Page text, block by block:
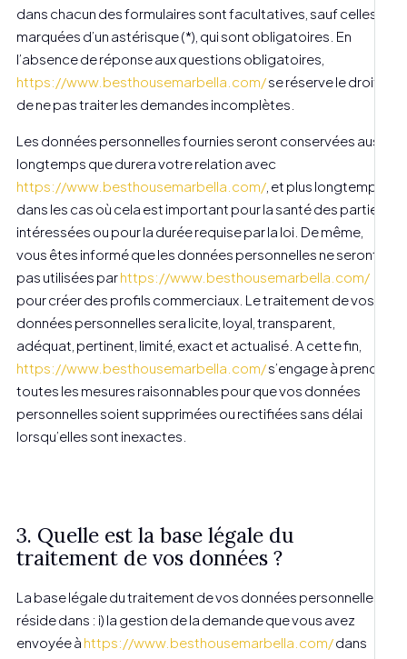
dans chacun des formulaires sont facultatives, sauf celles
marquées d’un astérisque (*), qui sont obligatoires. En
l’absence de réponse aux questions obligatoires,
https://www.besthousemarbella.com/se réserve le droit
de ne pas traiter les demandes incomplètes.
Les données personnelles fournies seront conservées aussi
longtemps que durera votre relation avec
https://www.besthousemarbella.com/ , et plus longtemps
dans les cas où cela est important pour la santé des parties
intéressées ou pour la durée requise par la loi. De même,
vous êtes informé que les données personnelles ne seront
pas utilisées parhttps://www.besthousemarbella.com/
pour créer des profils commerciaux. Le traitement de vos
données personnelles sera licite, loyal, transparent,
adéquat, pertinent, limité, exact et actualisé. A cette fin,
https://www.besthousemarbella.com/s’engage à prendre
toutes les mesures raisonnables pour que vos données
personnelles soient supprimées ou rectifiées sans délai
lorsqu’elles sont inexactes.
3. Quelle est la base légale du
traitement de vos données ?
La base légale du traitement de vos données personnelles
réside dans : i) la gestion de la demande que vous avez
envoyée à https://www.besthousemarbella.com/dans